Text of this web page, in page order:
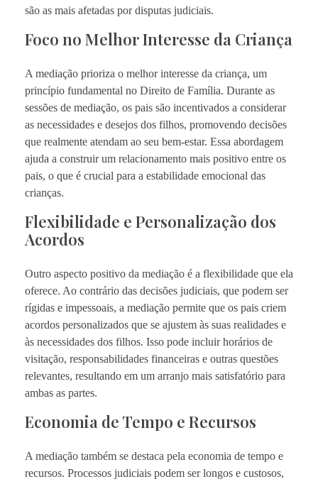
são as mais afetadas por disputas judiciais.
Foco no Melhor Interesse da Criança
A mediação prioriza o melhor interesse da criança, um
princípio fundamental no Direito de Família. Durante as
sessões de mediação, os pais são incentivados a considerar
as necessidades e desejos dos filhos, promovendo decisões
que realmente atendam ao seu bem-estar. Essa abordagem
ajuda a construir um relacionamento mais positivo entre os
pais, o que é crucial para a estabilidade emocional das
crianças.
Flexibilidade e Personalização dos
Acordos
Outro aspecto positivo da mediação é a flexibilidade que ela
oferece. Ao contrário das decisões judiciais, que podem ser
rígidas e impessoais, a mediação permite que os pais criem
acordos personalizados que se ajustem às suas realidades e
às necessidades dos filhos. Isso pode incluir horários de
visitação, responsabilidades financeiras e outras questões
relevantes, resultando em um arranjo mais satisfatório para
ambas as partes.
Economia de Tempo e Recursos
A mediação também se destaca pela economia de tempo e
recursos. Processos judiciais podem ser longos e custosos,